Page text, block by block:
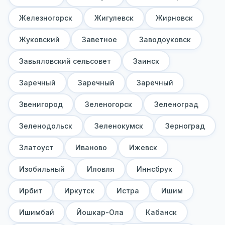
Железногорск Жигулевск Жирновск
Жуковский Заветное Заводоуковск
Завьяловский сельсовет Заинск
Заречный Заречный Заречный
Звенигород Зеленогорск Зеленоград
Зеленодольск Зеленокумск Зерноград
Златоуст Иваново Ижевск
Изобильный Иловля Иннсбрук
Ирбит Иркутск Истра Ишим
Ишимбай Йошкар-Ола Кабанск